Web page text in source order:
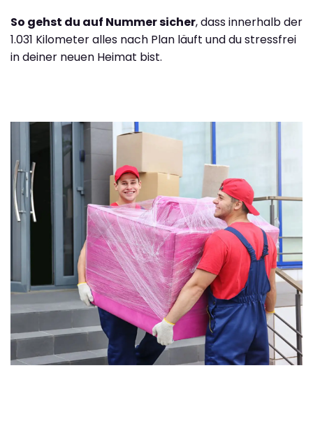
So gehst du auf Nummer sicher, dass innerhalb der
1.031 Kilometer alles nach Plan läuft und du stressfrei
in deiner neuen Heimat bist.